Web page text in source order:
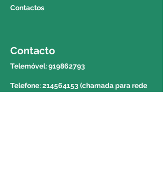
açores. Para saber o valor e o
informação a um colega do
balcão.
Contactos
Contacto
Telemóvel:919862793
Telefone: 214564153 (chamada para rede